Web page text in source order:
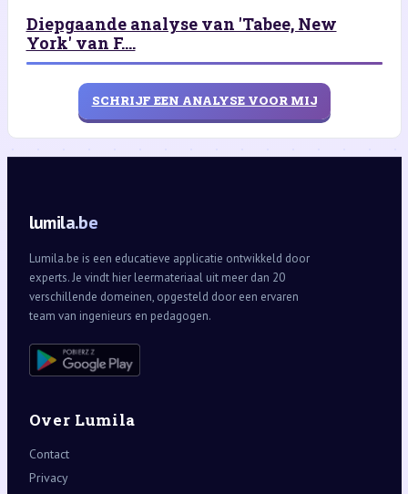
Diepgaande analyse van 'Tabee, New
York' van F....
SCHRIJF EEN ANALYSE VOOR MIJ
lumila.be
Lumila.be is een educatieve applicatie ontwikkeld door
experts. Je vindt hier leermateriaal uit meer dan 20
verschillende domeinen, opgesteld door een ervaren
team van ingenieurs en pedagogen.
Over Lumila
Contact
Privacy